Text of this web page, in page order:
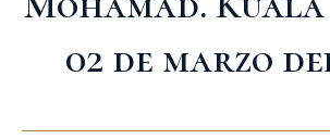
02 de marzo